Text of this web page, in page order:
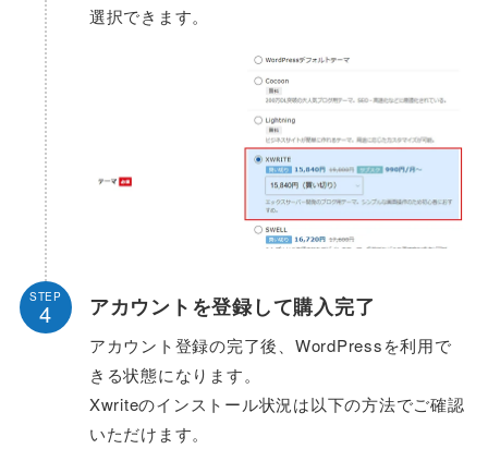
選択できます。
STEP
4 アカウントを登録して購入完了
アカウント登録の完了後、WordPressを利用で
きる状態になります。
Xwriteのインストール状況は以下の方法でご確認
いただけます。